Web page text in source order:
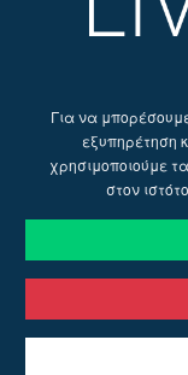
© 2026 Live Med
Για να
εξυπηρέτηση
χρησιμοποιούμε
στον